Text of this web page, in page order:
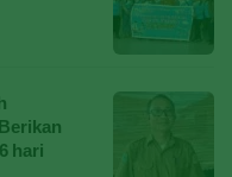
hari